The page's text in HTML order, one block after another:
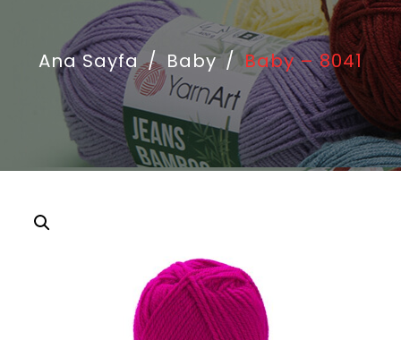
Ana Sayfa / Baby / Baby – 8041